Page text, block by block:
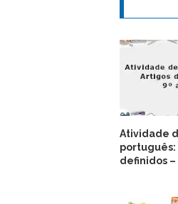
Atividade
português:
definidos –